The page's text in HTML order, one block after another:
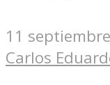
11
Carlos